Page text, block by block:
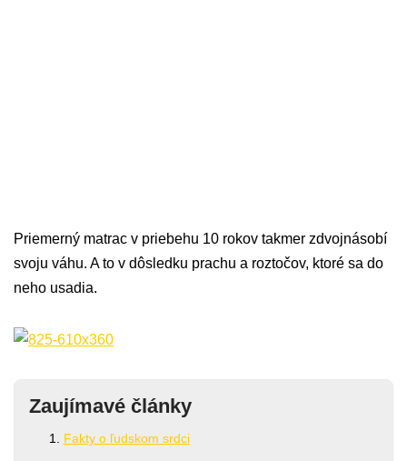
Priemerný matrac v priebehu 10 rokov takmer zdvojnásobí
svoju váhu. A to v dôsledku prachu a roztočov, ktoré sa do
neho usadia.
Zaujímavé články
Fakty o ľudskom srdci